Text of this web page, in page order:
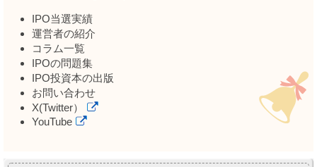
IPO当選実績
運営者の紹介
コラム一覧
IPOの問題集
IPO投資本の出版
お問い合わせ
X(Twitter）
YouTube